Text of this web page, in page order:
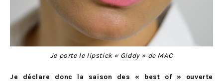
Je porte le lipstick « Giddy» de MAC
Je déclare donc la saison des « best of » ouverte